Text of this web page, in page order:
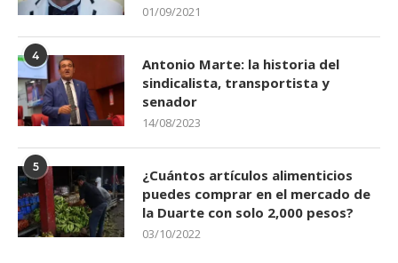
01/09/2021
4
Antonio Marte: la historia del
sindicalista, transportista y
senador
14/08/2023
5
¿Cuántos artículos alimenticios
puedes comprar en el mercado de
la Duarte con solo 2,000 pesos?
03/10/2022